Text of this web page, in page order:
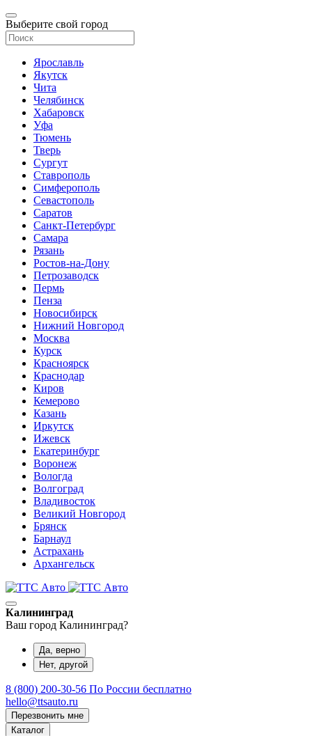
Выберите свой город
Ярославль
Якутск
Чита
Челябинск
Хабаровск
Уфа
Тюмень
Тверь
Сургут
Ставрополь
Симферополь
Севастополь
Саратов
Санкт-Петербург
Самара
Рязань
Ростов-на-Дону
Петрозаводск
Пермь
Пенза
Новосибирск
Нижний Новгород
Москва
Курск
Красноярск
Краснодар
Киров
Кемерово
Казань
Иркутск
Ижевск
Екатеринбург
Воронеж
Вологда
Волгоград
Владивосток
Великий Новгород
Брянск
Барнаул
Астрахань
Архангельск
Калининград
Ваш город Калининград?
Да, верно
Нет, другой
8 (800) 200-30-56 По России бесплатно
hello@ttsauto.ru
Перезвонить мне
Каталог